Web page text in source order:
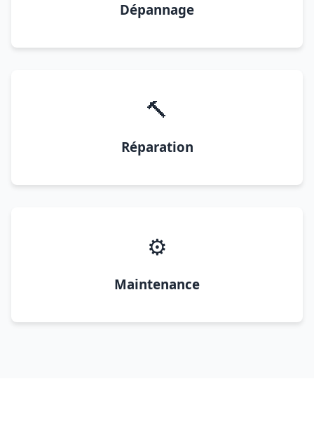
Dépannage
🔨
Réparation
⚙️
Maintenance